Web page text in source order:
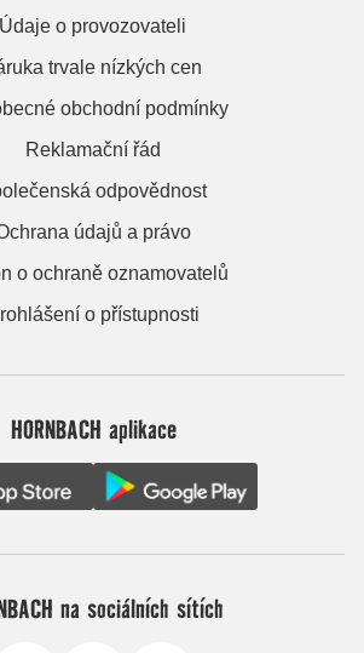
Údaje o provozovateli
trvale nízkých cen
obchodní podmínky
Reklamační řád
odpovědnost
údajů a právo
o ochraně oznamovatelů
o přístupnosti
HORNBACH aplikace
na sociálních sítích